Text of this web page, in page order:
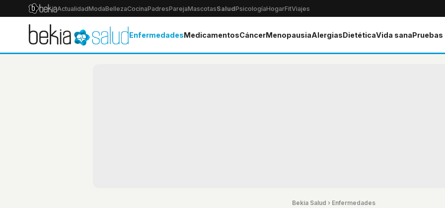
ActualidadModaBellezaCocinaPadresParejaMascotasSaludPsicologíaHogarFitViajes
EnfermedadesMedicamentosCáncerMenopausiaAlergiasDietéticaVida sana
Bekia Salud › Enfermedades